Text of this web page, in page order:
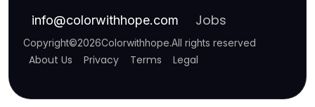
info@colorwithhope.com Jobs
Copyright©2026Colorwithhope.All rights reserved
About Us Privacy Terms Legal